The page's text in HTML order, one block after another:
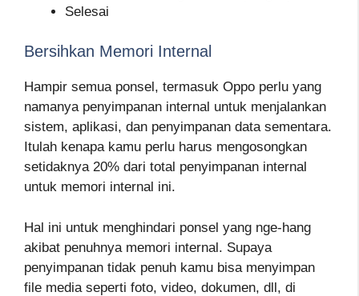
Selesai
Bersihkan Memori Internal
Hampir semua ponsel, termasuk Oppo perlu yang
namanya penyimpanan internal untuk menjalankan
sistem, aplikasi, dan penyimpanan data sementara.
Itulah kenapa kamu perlu harus mengosongkan
setidaknya 20% dari total penyimpanan internal
untuk memori internal ini.
Hal ini untuk menghindari ponsel yang nge-hang
akibat penuhnya memori internal. Supaya
penyimpanan tidak penuh kamu bisa menyimpan
file media seperti foto, video, dokumen, dll, di